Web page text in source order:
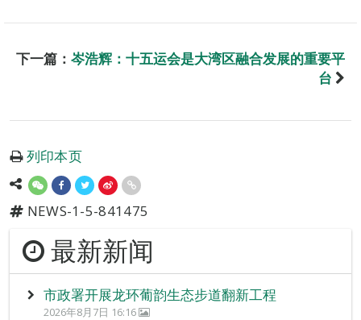
下一篇： 岑浩辉：十五运会是大湾区融合发展的重要平
台
列印本页
NEWS-1-5-841475
最新新闻
市政署开展龙环葡韵生态步道翻新工程
2026年8月7日 16:16